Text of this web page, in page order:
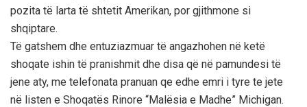
pozita të larta të shtetit Amerikan, por gjithmone si
shqiptare.
Të gatshem dhe entuziazmuar të angazhohen në ketë
shoqate ishin të pranishmit dhe disa që në pamundesi të
jene aty, me telefonata pranuan qe edhe emri i tyre te jete
në listen e Shoqatës Rinore “Malësia e Madhe” Michigan.